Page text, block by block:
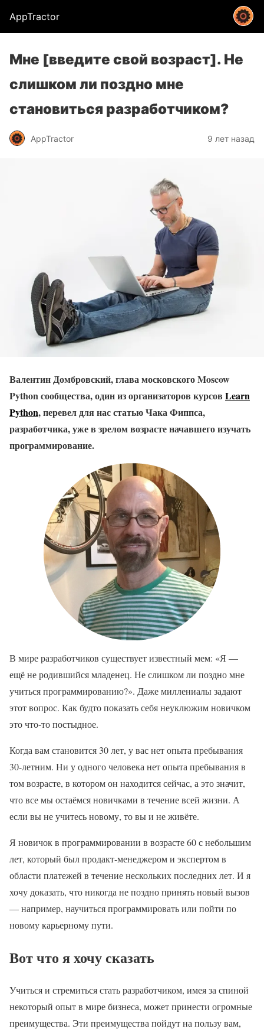
AppTractor
Мне [введите свой возраст]. Не
слишком ли поздно мне
становиться разработчиком?
AppTractor 9 лет назад
Валентин Домбровский, глава московского Moscow
Python сообщества, один из организаторов курсов Learn
Python, перевел для нас статью Чака Фиппса,
разработчика, уже в зрелом возрасте начавшего изучать
программирование.
В мире разработчиков существует известный мем: «Я —
ещё не родившийся младенец. Не слишком ли поздно мне
учиться программированию?». Даже миллениалы задают
этот вопрос. Как будто показать себя неуклюжим новичком
это что-то постыдное.
Когда вам становится 30 лет, у вас нет опыта пребывания
30-летним. Ни у одного человека нет опыта пребывания в
том возрасте, в котором он находится сейчас, а это значит,
что все мы остаёмся новичками в течение всей жизни. А
если вы не учитесь новому, то вы и не живёте.
Я новичок в программировании в возрасте 60 с небольшим
лет, который был продакт-менеджером и экспертом в
области платежей в течение нескольких последних лет. И я
хочу доказать, что никогда не поздно принять новый вызов
— например, научиться программировать или пойти по
новому карьерному пути.
Вот что я хочу сказать
Учиться и стремиться стать разработчиком, имея за спиной
некоторый опыт в мире бизнеса, может принести огромные
преимущества. Эти преимущества пойдут на пользу вам,